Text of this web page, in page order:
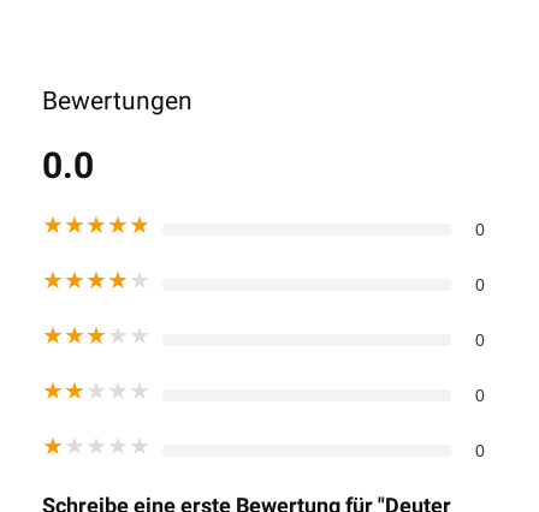
Bewertungen
0.0
★★★★★ 0
★★★★★ 0
★★★★★ 0
★★★★★ 0
★★★★★ 0
Schreibe eine erste Bewertung für "Deuter